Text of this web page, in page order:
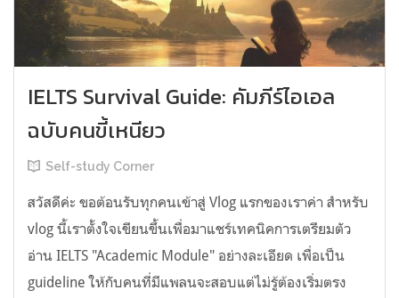
IELTS Survival Guide: คัมภีร์ไอเอล
ฉบับคนขี้เหนียว
Self-study Corner
สวัสดีค่ะ ขอต้อนรับทุกคนเข้าสู่ Vlog แรกของเราค่า สำหรับ
vlog นี้เราตั้งใจเขียนขึ้นเพื่อมาแชร์เทคนิคการเตรียมตัว
อ่าน IELTS "Academic Module" อย่างละเอียด เพื่อเป็น
guideline ให้กับคนที่มีแพลนจะสอบแต่ไม่รู้ต้องเริ่มตรง